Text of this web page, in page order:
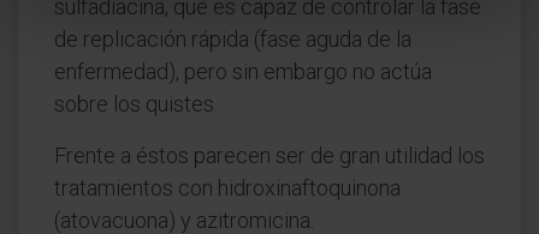
sulfadiacina, que es capaz de controlar la fase
de replicación rápida (fase aguda de la
enfermedad), pero sin embargo no actúa
sobre los quistes.
Frente a éstos parecen ser de gran utilidad los
tratamientos con hidroxinaftoquinona
(atovacuona) y azitromicina.